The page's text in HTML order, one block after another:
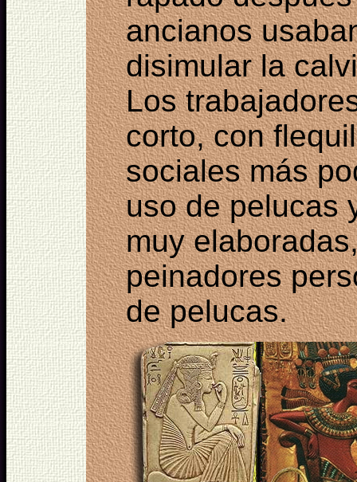
ancianos
disimular la
Los
corto, con
sociales más
uso de pelucas
muy
peinadores
de pelucas.